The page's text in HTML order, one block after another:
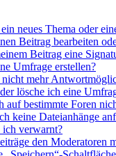
neues Thema oder
Beitrag bearbeiten
Beitrag eine
Umfrage erstellen?
mehr
lösche ich eine
auf bestimmte Foren
keine Dateianhänge
ich verwarnt?
den Moderatoren